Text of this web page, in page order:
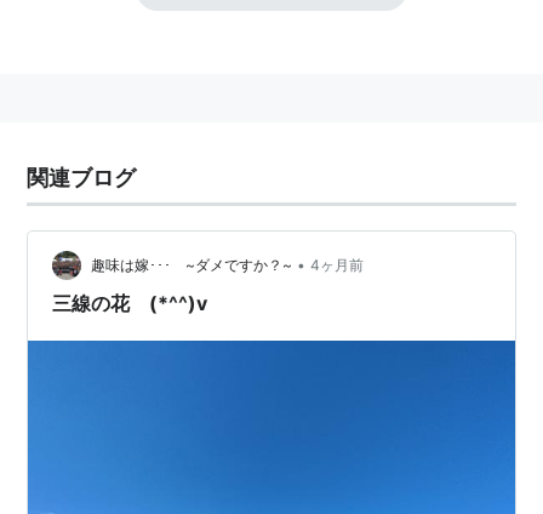
関連ブログ
趣味は嫁･･･ ~ダメですか？~ • 4ヶ月前
三線の花 (*^^)v